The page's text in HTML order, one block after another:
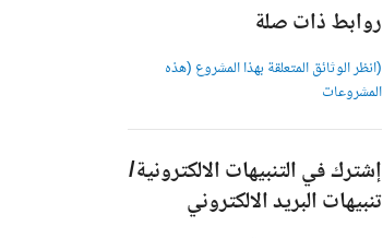
روابط ذات صلة
(انظر الوثائق المتعلقة بهذا المشروع (هذه
المشروعات
إشترك في التنبيهات الالكترونية/
تنبيهات البريد الالكتروني